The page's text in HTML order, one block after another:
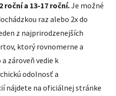
roční a 13-17 roční.Je možné
raz alebo 2x do
z najprirodzenejších
ktorý rovnomerne a
zároveň vedie k
odolnosť a
nájdete na oficiálnej stránke